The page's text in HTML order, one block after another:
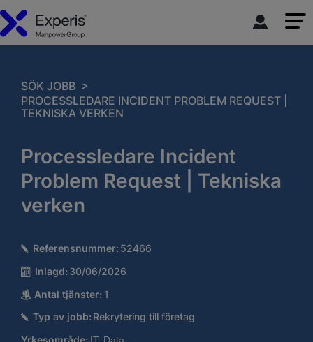
SÖK JOBB >
PROCESSLEDARE INCIDENT PROBLEM REQUEST |
TEKNISKA VERKEN
Processledare Incident
Problem Request | Tekniska
verken
Referensnummer: 52466
Inlagd: 30/06/2026
Antal tjänster: 1
Typ av jobb: Rekrytering till företag
Yrkesområde: